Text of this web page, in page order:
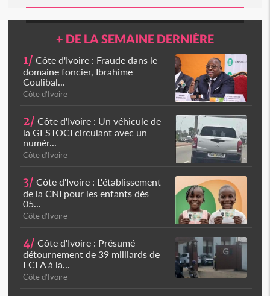
+ DE LA SEMAINE DERNIÈRE
1/ Côte d'Ivoire : Fraude dans le
domaine foncier, Ibrahime
Coulibal...
Côte d'Ivoire
2/ Côte d'Ivoire : Un véhicule de
la GESTOCI circulant avec un
numér...
Côte d'Ivoire
3/ Côte d'Ivoire : L'établissement
de la CNI pour les enfants dès
05...
Côte d'Ivoire
4/ Côte d'Ivoire : Présumé
détournement de 39 milliards de
FCFA à la...
Côte d'Ivoire